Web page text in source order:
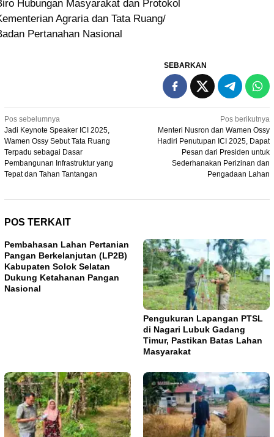
Hubungan Masyarakat dan Protokol
Agraria dan Tata Ruang/
Pertanahan Nasional
SEBARKAN
Navigasi
pos
Pos sebelumnya
Jadi Keynote Speaker ICI 2025,
Wamen Ossy Sebut Tata Ruang
Terpadu sebagai Dasar
Pembangunan Infrastruktur yang
Tepat dan Tahan Tantangan
Pos berikutnya
Menteri Nusron dan Wamen Ossy
Hadiri Penutupan ICI 2025, Dapat
Pesan dari Presiden untuk
Sederhanakan Perizinan dan
Pengadaan Lahan
POS TERKAIT
Pembahasan Lahan Pertanian
Pangan Berkelanjutan (LP2B)
Kabupaten Solok Selatan
Dukung Ketahanan Pangan
Nasional
Pengukuran Lapangan PTSL
di Nagari Lubuk Gadang
Timur, Pastikan Batas Lahan
Masyarakat